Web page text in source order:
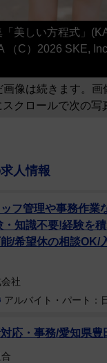
美しい方程式」
（C）2026 SKE,
画像は続きます。画
スクロールで次の写
人情報
フ管理や事務作業
知識不要!経験を
/希望休の相談OK/
社
アルバイト・パート：
応・事務/愛知県豊